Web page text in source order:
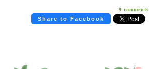
9 comments
Share to Facebook